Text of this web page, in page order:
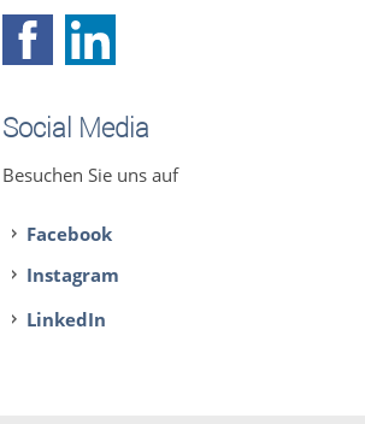
Social Media
Besuchen Sie uns auf
Facebook
Instagram
LinkedIn